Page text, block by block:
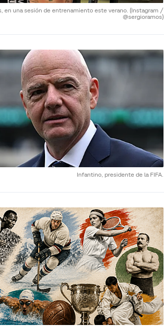
en una sesión de entrenamiento este verano. (Instagram /
@sergioramos)
Infantino, presidente de la FIFA.